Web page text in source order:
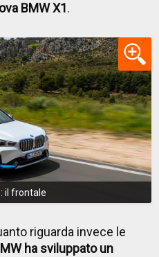
BMW X1.
il frontale
riguarda invece le
ha sviluppato un